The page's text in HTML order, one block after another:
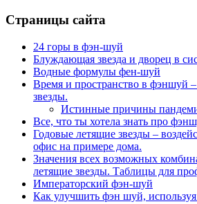
Страницы сайта
24 горы в фэн-шуй
Блуждающая звезда и дворец в
Водные формулы фен-шуй
Время и пространство в фэншуй
звезды.
Истинные причины
Все, что ты хотела знать про
Годовые летящие звезды –
офис на примере дома.
Значения всех возможных
летящие звезды. Таблицы для
Императорский фэн-шуй
Как улучшить фэн шуй,